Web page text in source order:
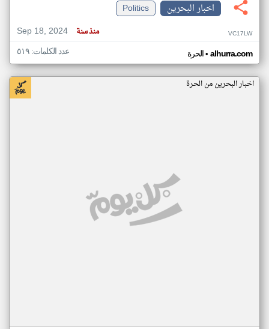
اخبار البحرين
Politics
Sep 18, 2024
منذ سنة VC17LW
الحرة• alhurra.com عدد الكلمات: ٥١٩
اخبار البحرين من الحرة